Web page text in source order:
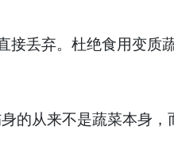
丢弃。杜绝食用变质
的从来不是蔬菜本身，